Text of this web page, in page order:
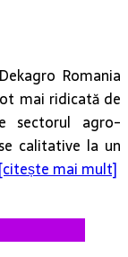
Romania
mai ridicată de
sectorul agro-
calitative la un
[citește mai mult]